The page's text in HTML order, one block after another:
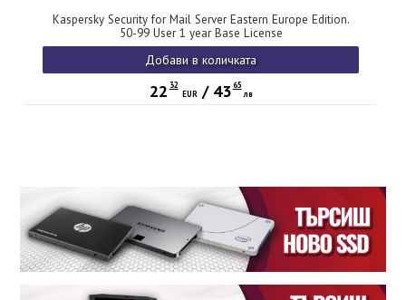
Kaspersky Security for Mail Server Eastern Europe Edition.
50-99 User 1 year Base License
Добави в количката
22 32
EUR/ 43 65
лв